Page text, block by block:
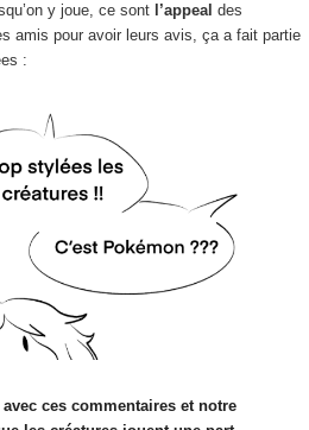
y joue, ce sont l’appeal des
amis pour avoir leurs avis, ça a fait partie
:
ces commentaires et notre